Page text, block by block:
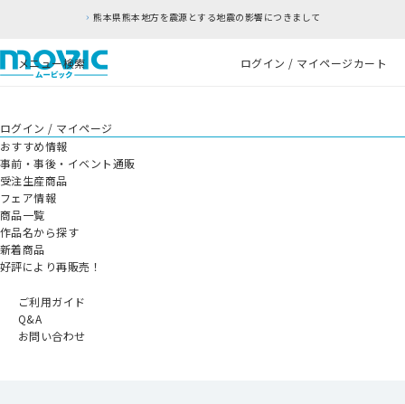
熊本県熊本地方を震源とする地震の影響につきまして
メニュー検索 ログイン / マイページカート
ログイン / マイページ
おすすめ情報
事前・事後・イベント通販
受注生産商品
フェア情報
商品一覧
作品名から探す
新着商品
好評により再販売！
ご利用ガイド
Q&A
お問い合わせ